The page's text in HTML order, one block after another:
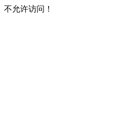
不允许访问！